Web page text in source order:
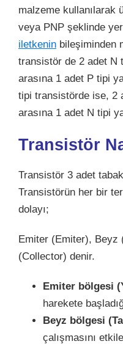
malzeme kullanılarak
veya PNP şeklinde
iletkenin bileşiminden
transistör de 2 adet N
arasına 1 adet P tipi
tipi transistörde ise, 2
arasına 1 adet N tipi
Transistör
Transistör 3 adet
Transistörün her bir
dolayı;
Emiter (Emiter), Beyz
(Collector) denir.
Emiter bölgesi
harekete
Beyz bölgesi
çalışmasını